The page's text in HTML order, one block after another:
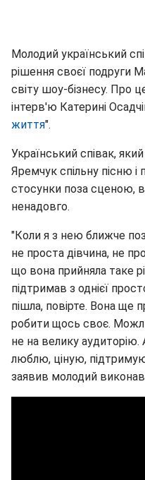
Молодий український
рішення своєї подруги
світу шоу-бізнесу. Про
інтерв'ю Катерині
життя".
Український співак,
Яремчук спільну пісню
стосунки поза сценою,
ненадовго.
"Коли я з нею ближче
не проста дівчина, не
що вона прийняла таке
підтримав з однієї
пішла, повірте. Вона ще
робити щось своє.
не на велику аудиторію.
люблю, ціную, підтримую
заявив молодий